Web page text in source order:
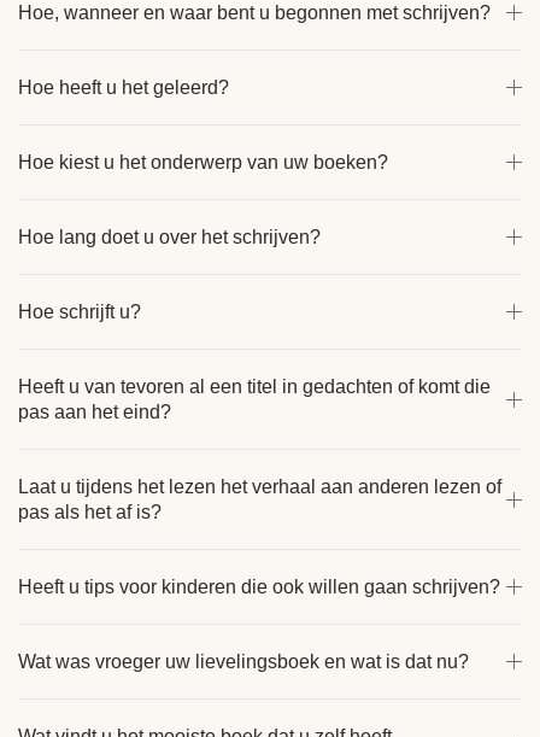
Hoe, wanneer en waar bent u begonnen met schrijven?
Hoe heeft u het geleerd?
Hoe kiest u het onderwerp van uw boeken?
Hoe lang doet u over het schrijven?
Hoe schrijft u?
Heeft u van tevoren al een titel in gedachten of komt die
pas aan het eind?
Laat u tijdens het lezen het verhaal aan anderen lezen of
pas als het af is?
Heeft u tips voor kinderen die ook willen gaan schrijven?
Wat was vroeger uw lievelingsboek en wat is dat nu?